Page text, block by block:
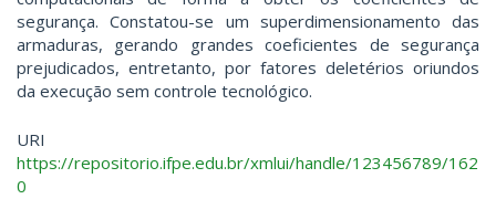
segurança. Constatou-se um superdimensionamento das
armaduras, gerando grandes coeficientes de segurança
prejudicados, entretanto, por fatores deletérios oriundos
da execução sem controle tecnológico.
URI
https://repositorio.ifpe.edu.br/xmlui/handle/123456789/162
0